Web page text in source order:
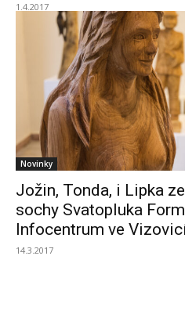
1.4.2017
Novinky
Jožin, Tonda, i Lipka
sochy Svatopluka
Infocentrum ve
14.3.2017